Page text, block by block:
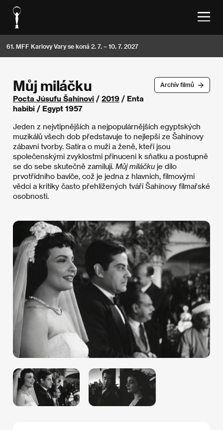
61. MFF Karlovy Vary se koná 2. 7. – 10. 7. 2027
Archív filmů
Můj miláčku
Pocta Júsufu Šahínovi / 2019 / Enta
habibi / Egypt 1957
Jeden z nejvtipnějších a nejpopulárnějších egyptských
muzikálů všech dob představuje to nejlepší ze Šahínovy
zábavní tvorby. Satira o muži a ženě, kteří jsou
společenskými zvyklostmi přinuceni k sňatku a postupně
se do sebe skutečně zamilují. Můj miláčku je dílo
prvotřídního baviče, což je jedna z hlavních, filmovými
vědci a kritiky často přehlížených tváří Šahínovy filmařské
osobnosti.​